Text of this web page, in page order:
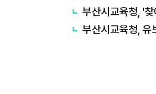
부산시교육청, '
부산시교육청, 유